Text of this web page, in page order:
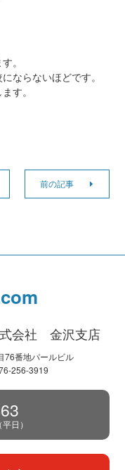
。
ならないほどです。
す。
前の記事
会社 金沢支店
番地パールビル
256-3919
日）